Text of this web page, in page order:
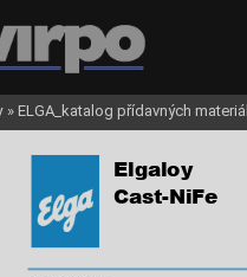


» ELGA_katalog přídavných